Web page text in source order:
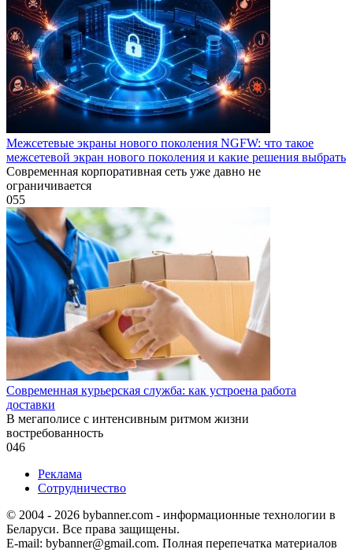
Межсетевые экраны нового поколения NGFW: что такое
межсетевой экран нового поколения и какие решения выбрать
Современная корпоративная сеть уже давно не
ограничивается
055
Современная курьерская служба: как устроена работа
доставки
В мегаполисе с интенсивным ритмом жизни
востребованность
046
Реклама
Сотрудничество
© 2004 - 2026 bybanner.com - информационные технологии в
Беларуси. Все права защищены.
E-mail: bybanner@gmail.com. Полная перепечатка материалов